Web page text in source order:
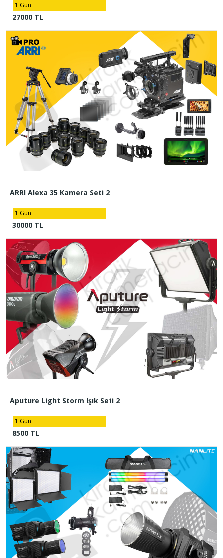
1 Gün
27000 TL
ARRI Alexa 35 Kamera Seti 2
1 Gün
30000 TL
Aputure Light Storm Işık Seti 2
1 Gün
8500 TL